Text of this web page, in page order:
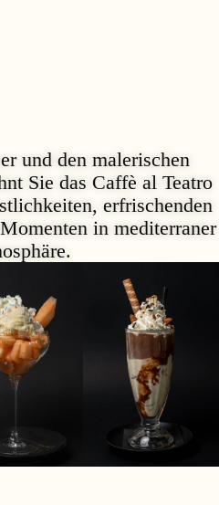
und den malerischen
Sie das Caffè al Teatro
erfrischenden
in mediterraner